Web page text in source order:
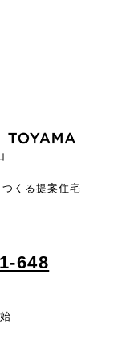
くる提案住宅
648